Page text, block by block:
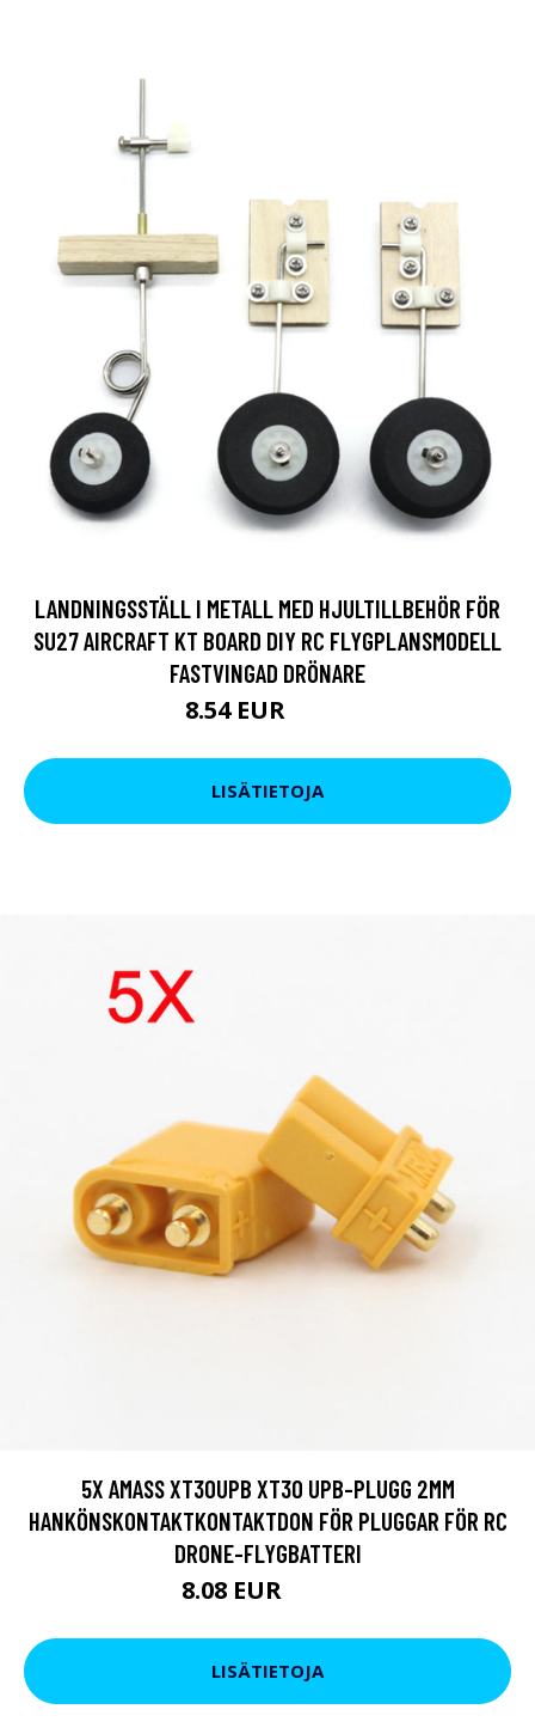
LANDNINGSSTÄLL I METALL MED HJULTILLBEHÖR FÖR
SU27 AIRCRAFT KT BOARD DIY RC FLYGPLANSMODELL
FASTVINGAD DRÖNARE
8.54 EUR
LISÄTIETOJA
5X AMASS XT30UPB XT30 UPB-PLUGG 2MM
HANKÖNSKONTAKTKONTAKTDON FÖR PLUGGAR FÖR RC
DRONE-FLYGBATTERI
8.08 EUR
LISÄTIETOJA